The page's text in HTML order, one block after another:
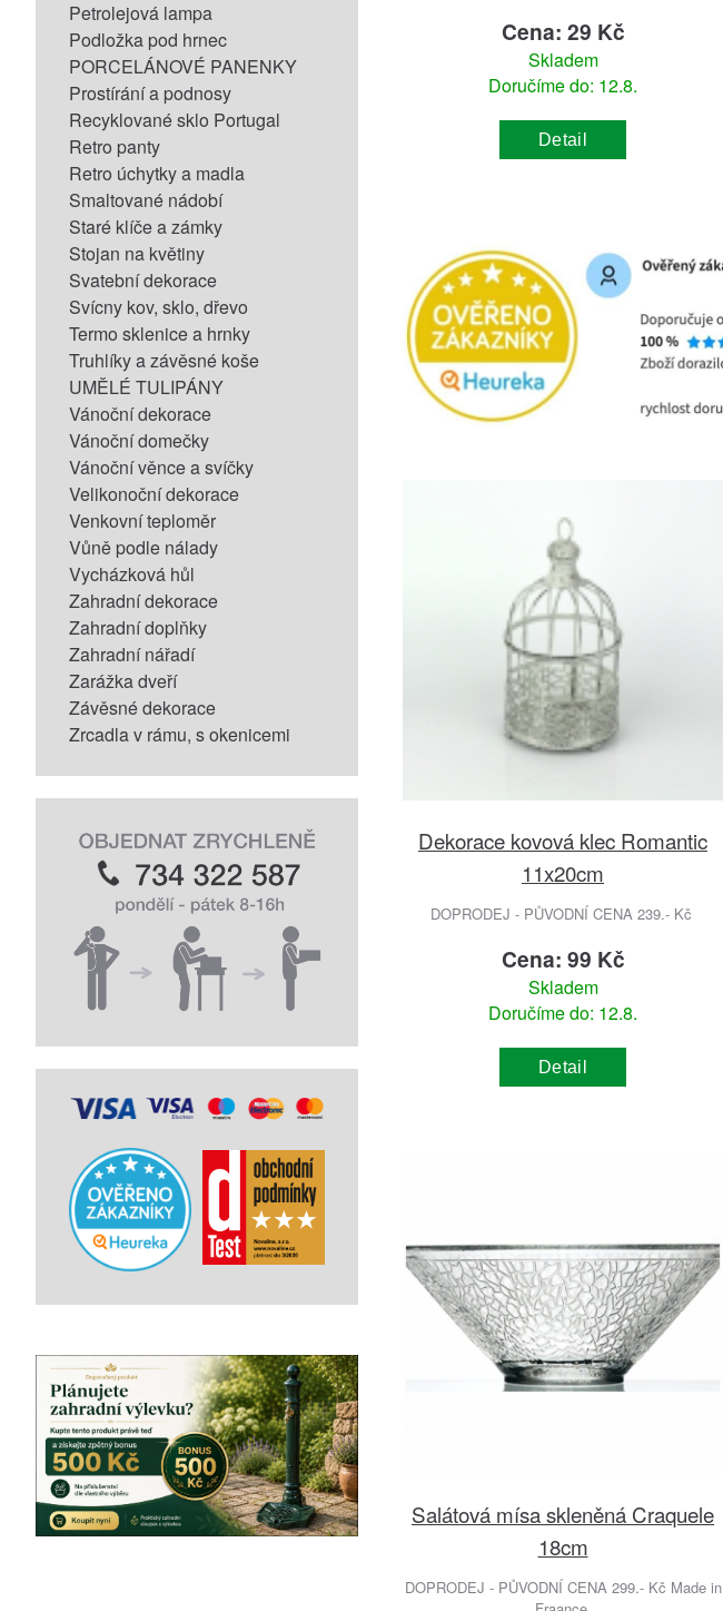
Petrolejová lampa
Podložka pod hrnec
PORCELÁNOVÉ PANENKY
Prostírání a podnosy
Recyklované sklo Portugal
Retro panty
Retro úchytky a madla
Smaltované nádobí
Staré klíče a zámky
Stojan na květiny
Svatební dekorace
Svícny kov, sklo, dřevo
Termo sklenice a hrnky
Truhlíky a závěsné koše
UMĚLÉ TULIPÁNY
Vánoční dekorace
Vánoční domečky
Vánoční věnce a svíčky
Velikonoční dekorace
Venkovní teploměr
Vůně podle nálady
Vycházková hůl
Zahradní dekorace
Zahradní doplňky
Zahradní nářadí
Zarážka dveří
Závěsné dekorace
Zrcadla v rámu, s okenicemi
Cena: 29 Kč
Skladem
Doručíme do: 12.8.
Detail
Dekorace kovová klec Romantic
11x20cm
DOPRODEJ - PŮVODNÍ CENA 239.- Kč
Cena: 99 Kč
Skladem
Doručíme do: 12.8.
Detail
Salátová mísa skleněná Craquele
18cm
DOPRODEJ - PŮVODNÍ CENA 299.- Kč Made in